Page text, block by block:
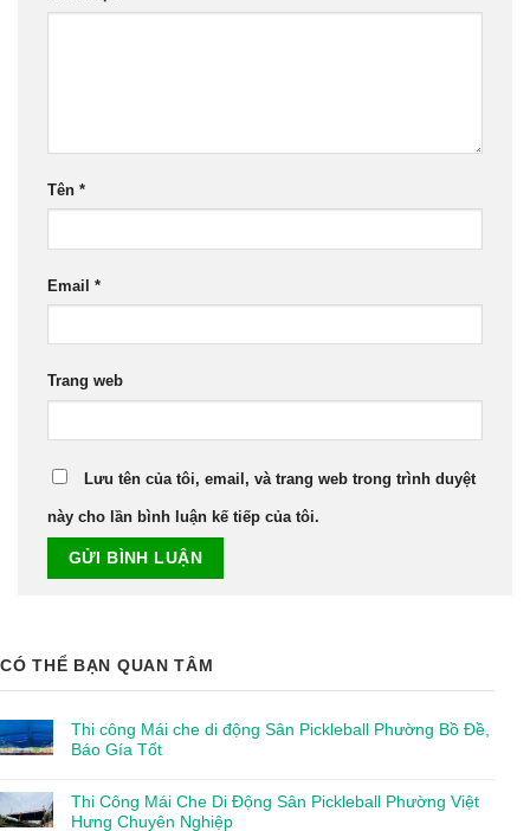
CÓ THỂ BẠN QUAN TÂM
Thi công Mái che di động Sân Pickleball Phường Bồ Đề,
Báo Gía Tốt
Thi Công Mái Che Di Động Sân Pickleball Phường Việt
Hưng Chuyên Nghiệp
Tên *
Email *
Trang web
Lưu tên của tôi, email, và trang web trong trình duyệt
này cho lần bình luận kế tiếp của tôi.